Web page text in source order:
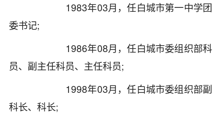
1983年03月，任白城市第一中学团
委书记;
1986年08月，任白城市委组织部科
员、副主任科员、主任科员;
1998年03月，任白城市委组织部副
科长、科长;